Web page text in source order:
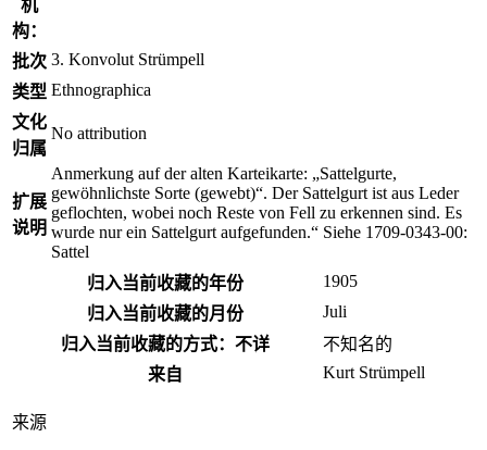
机
构：
批次 3. Konvolut Strümpell
类型 Ethnographica
文化
归属
No attribution
扩展
说明
Anmerkung auf der alten Karteikarte: „Sattelgurte,
gewöhnlichste Sorte (gewebt)“. Der Sattelgurt ist aus Leder
geflochten, wobei noch Reste von Fell zu erkennen sind. Es
wurde nur ein Sattelgurt aufgefunden.“ Siehe 1709-0343-00:
Sattel
归入当前收藏的年份
1905
归入当前收藏的月份
Juli
归入当前收藏的方式：不详
不​知名​的
来自
Kurt Strümpell
来源